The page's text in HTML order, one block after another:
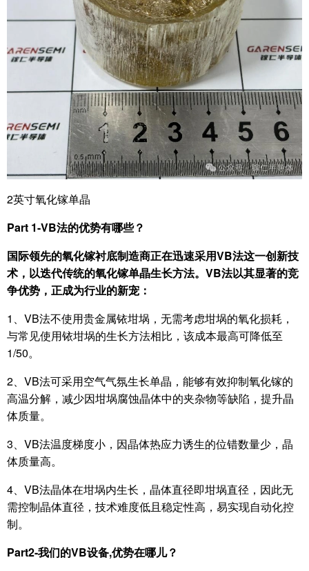
2英寸氧化镓单晶
Part 1-VB法的优势有哪些？
国际领先的氧化镓衬底制造商正在迅速采用VB法这一创新技
术，以迭代传统的氧化镓单晶生长方法。 VB法以其显著的竞
争优势，正成为行业的新宠：
1、VB法不使用贵金属铱坩埚，无需考虑坩埚的氧化损耗，
与常见使用铱坩埚的生长方法相比，该成本最高可降低至
1/50。
2、VB法可采用空气气氛生长单晶，能够有效抑制氧化镓的
高温分解，减少因坩埚腐蚀晶体中的夹杂物等缺陷，提升晶
体质量。
3、VB法温度梯度小，因晶体热应力诱生的位错数量少，晶
体质量高。
4、VB法晶体在坩埚内生长，晶体直径即坩埚直径，因此无
需控制晶体直径，技术难度低且稳定性高，易实现自动化控
制。
Part2-我们的VB设备,优势在哪儿？